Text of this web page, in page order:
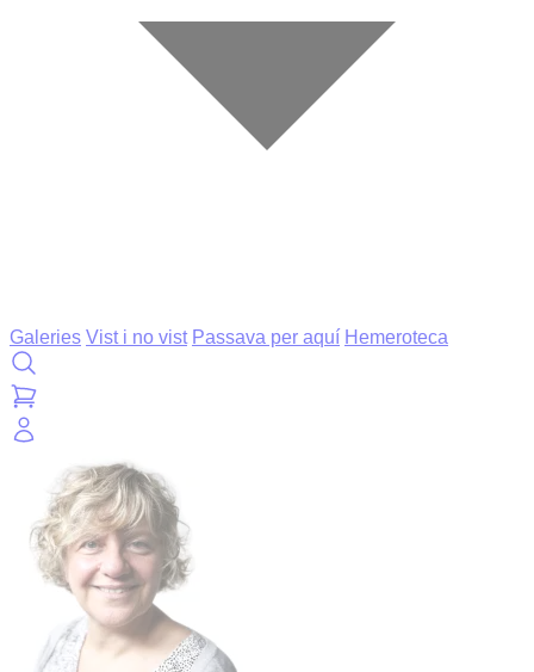
Galeries Vist i no vist Passava per aquí Hemeroteca